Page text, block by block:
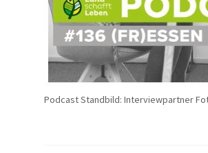
Podcast Standbild: Interviewpartner